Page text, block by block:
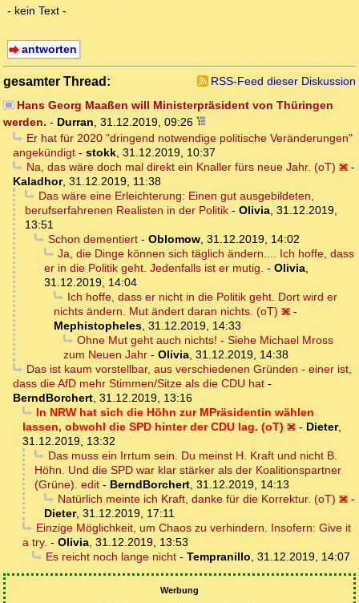
- kein Text -
antworten
gesamter Thread:
RSS-Feed dieser Diskussion
Hans Georg Maaßen will Ministerpräsident von Thüringen
werden. - Durran 31.12.2019, 09:26
Er hat für 2020 "dringend notwendige politische Veränderungen"
angekündigt - stokk 31.12.2019, 10:37
Na, das wäre doch mal direkt ein Knaller fürs neue Jahr. (oT)
-
Kaladhor, 31.12.2019, 11:38
Das wäre eine Erleichterung: Einen gut ausgebildeten,
berufserfahrenen Realisten in der Politik - Olivia 31.12.2019,
13:51
Schon dementiert- Oblomow, 31.12.2019, 14:02
Ja, die Dinge können sich täglich ändern.... Ich hoffe, dass
er in die Politik geht. Jedenfalls ist er mutig. - Olivia
31.12.2019, 14:04
Ich hoffe, dass er nicht in die Politik geht. Dort wird er
nichts ändern. Mut ändert daran nichts. (oT)
-
Mephistopheles 31.12.2019, 14:33
Ohne Mut geht auch nichts! - Siehe Michael Mross
zum Neuen Jahr - Olivia 31.12.2019, 14:38
Das ist kaum vorstellbar, aus verschiedenen Gründen - einer ist,
dass die AfD mehr Stimmen/Sitze als die CDU hat -
BerndBorchert 31.12.2019, 13:16
In NRW hat sich die Höhn zur MPräsidentin wählen
lassen, obwohl die SPD hinter der CDU lag. (oT)
- Dieter,
31.12.2019, 13:32
Das muss ein Irrtum sein. Du meinst H. Kraft und nicht B.
Höhn. Und die SPD war klar stärker als der Koalitionspartner
(Grüne). edit - BerndBorchert 31.12.2019, 14:13
Natürlich meinte ich Kraft, danke für die Korrektur. (oT)
-
Dieter, 31.12.2019, 17:11
Einzige Möglichkeit, um Chaos zu verhindern. Insofern: Give it
a try. - Olivia 31.12.2019, 13:53
Es reicht noch lange nicht- Tempranillo 31.12.2019, 14:07
Werbung